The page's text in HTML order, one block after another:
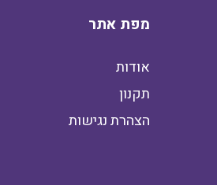
מפת אתר
אודות
תקנון
הצהרת נגישות